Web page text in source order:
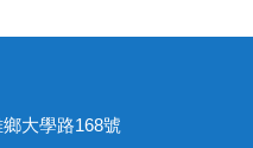
大學路168號